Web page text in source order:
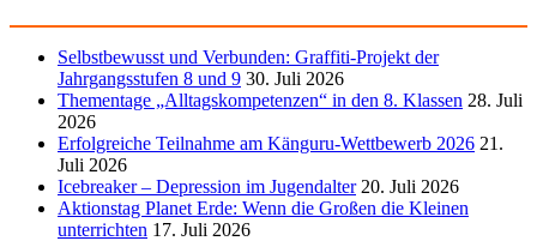
Selbstbewusst und Verbunden: Graffiti-Projekt der
Jahrgangsstufen 8 und 9 30. Juli 2026
Thementage „Alltagskompetenzen“ in den 8. Klassen 28. Juli
2026
Erfolgreiche Teilnahme am Känguru-Wettbewerb 2026 21.
Juli 2026
Icebreaker – Depression im Jugendalter 20. Juli 2026
Aktionstag Planet Erde: Wenn die Großen die Kleinen
unterrichten 17. Juli 2026